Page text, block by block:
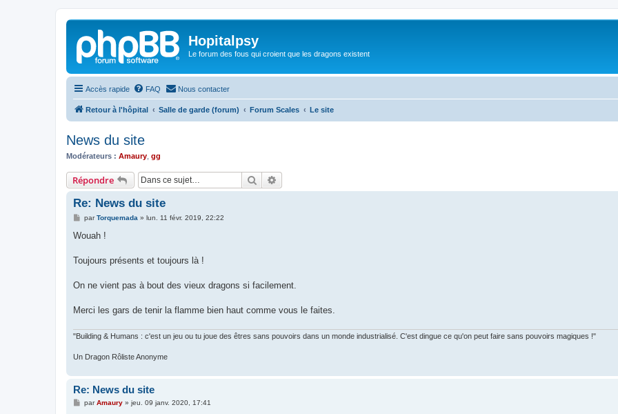
Hopitalpsy
Le forum des fous qui croient que les dragons existent
Accès rapide FAQ Nous contacter
Retour à l'hôpital Salle de garde (forum) Forum Scales Le site
News du site
Modérateurs : Amaury gg
Répondre Rechercher
Re: News du site
M
s
g
parTorquemada » lun. 11 févr. 2019, 22:22
Wouah !
Toujours présents et toujours là !
On ne vient pas à bout des vieux dragons si facilement.
Merci les gars de tenir la flamme bien haut comme vous le faites.
"Building & Humans : c'est un jeu ou tu joue des êtres sans pouvoirs dans un monde industrialisé. C'est dingue ce qu'on peut faire sans pouvoirs magiques !"
Un Dragon Rôliste Anonyme
Re: News du site
MparAmaury» jeu. 09 janv. 2020, 17:41